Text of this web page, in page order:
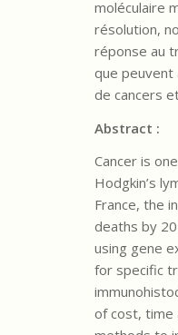
moléculaire
résolution,
réponse au
que peuvent
de cancers
Abstract :
Cancer is
Hodgkin’s
France, the
deaths by
using gene
for specific
of cost, time